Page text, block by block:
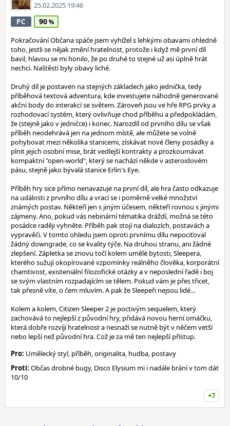
25.02.2025 19:46
PC 90
Pokračování Občana spáče jsem vyhížel s lehkými obavami ohledně
toho, jestli se nějak změní hratelnost, protože i když mě první díl
bavil, hlavou se mi honilo, že po druhé to stejné už asi úplně hrát
nechci. Naštěstí byly obavy liché.
Druhý díl je postaven na stejných základech jako jednička, tedy
příběhová textová adventura, kde investujete náhodně generované
akční body do interakcí se světem. Zároveň jsou ve hře RPG prvky a
rozhodovací systém, který ovlivňuje chod příběhu a předpokládám,
že (stejně jako v jedničce) i konec. Narozdíl od prvního dílu se však
příběh neodehrává jen na jednom místě, ale můžete se volně
pohybovat mezi několika stanicemi, získávat nové členy posádky a
plnit jejich osobní mise, brát vedlejší kontrakty a prozkoumávat
kompaktní "open-world", který se nachází někde v asteroidovém
pásu, stejně jako bývalá stanice Erlin's Eye.
Příběh hry sice přímo nenavazuje na první díl, ale hra často odkazuje
na události z prvního dílu a vrací se i poměrně velké množství
známých postav. Někteří jen s jiným účesem, někteří rovnou s jinými
zájmeny. Ano, pokud vás nebinární tématika dráždí, možná se této
posádce raději vyhněte. Příběh pak stojí na dialozích, postavách a
vypravěči. V tomto ohledu jsem oproti prvnímu dílu nepociťoval
žádný downgrade, co se kvality týče. Na druhou stranu, ani žádné
zlepšení. Zápletka se znovu točí kolem umělé bytosti, Sleepera,
kterého sužují okopírované vzpomínky reálněho člověka, korporátní
chamtivost, existeniální filozofické otázky a v neposlední řadě i boj
se svým vlastním rozpadajícím se tělem. Pokud vám je přes třicet,
tak přesně víte, o čem mluvím. A pak že Sleepeři nejsou lidé...
Kolem a kolem, Citizen Sleeper 2 je poctivým sequelem, který
zachovává to nejlepší z původní hry, přidává novou herní omáčku,
která dobře rozvíjí hratelnost a nesnaží se nutně být v něčem vetší
nebo lepší než původní hra. Což je za mě ten nejlepší přístup.
Pro: Umělecký styl, příběh, originalita, hudba, postavy
Proti: Občas drobné bugy, Disco Elysium mi i nadále brání v tom dát
10/10
+7